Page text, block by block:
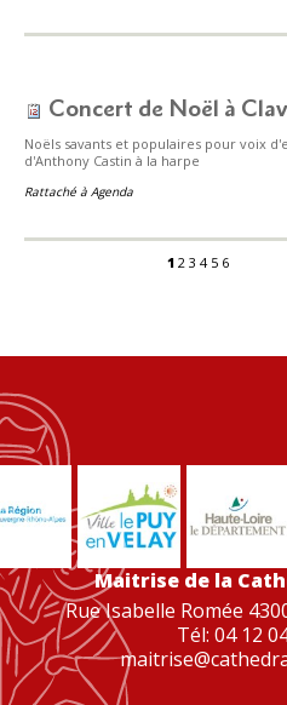
Concert de Noël à
Noëls savants et populaires pour voix
d'Anthony Castin à la harpe
Rattaché à Agenda
1 2 3 4 5 6
Maitrise de la
Rue Isabelle Romée
Tél: 04 12